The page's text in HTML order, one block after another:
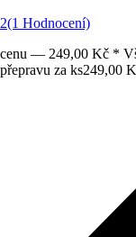
2(1 Hodnocení)
cenu — 249,00 Kč *
přepravu za ks249,00